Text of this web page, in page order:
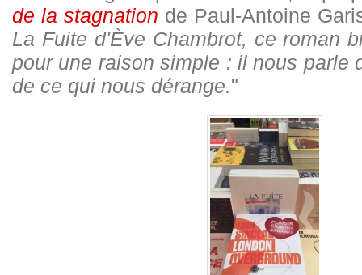
de la stagnation de Paul-Antoine
La Fuite d'Ève Chambrot, ce roman
pour une raison simple : il nous parle
de ce qui nous dérange."